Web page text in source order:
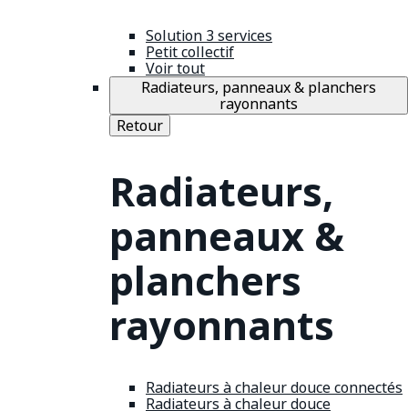
Solution 3 services
Petit collectif
Voir tout
Radiateurs, panneaux & planchers
rayonnants
Retour
Radiateurs,
panneaux &
planchers
rayonnants
Radiateurs à chaleur douce connectés
Radiateurs à chaleur douce